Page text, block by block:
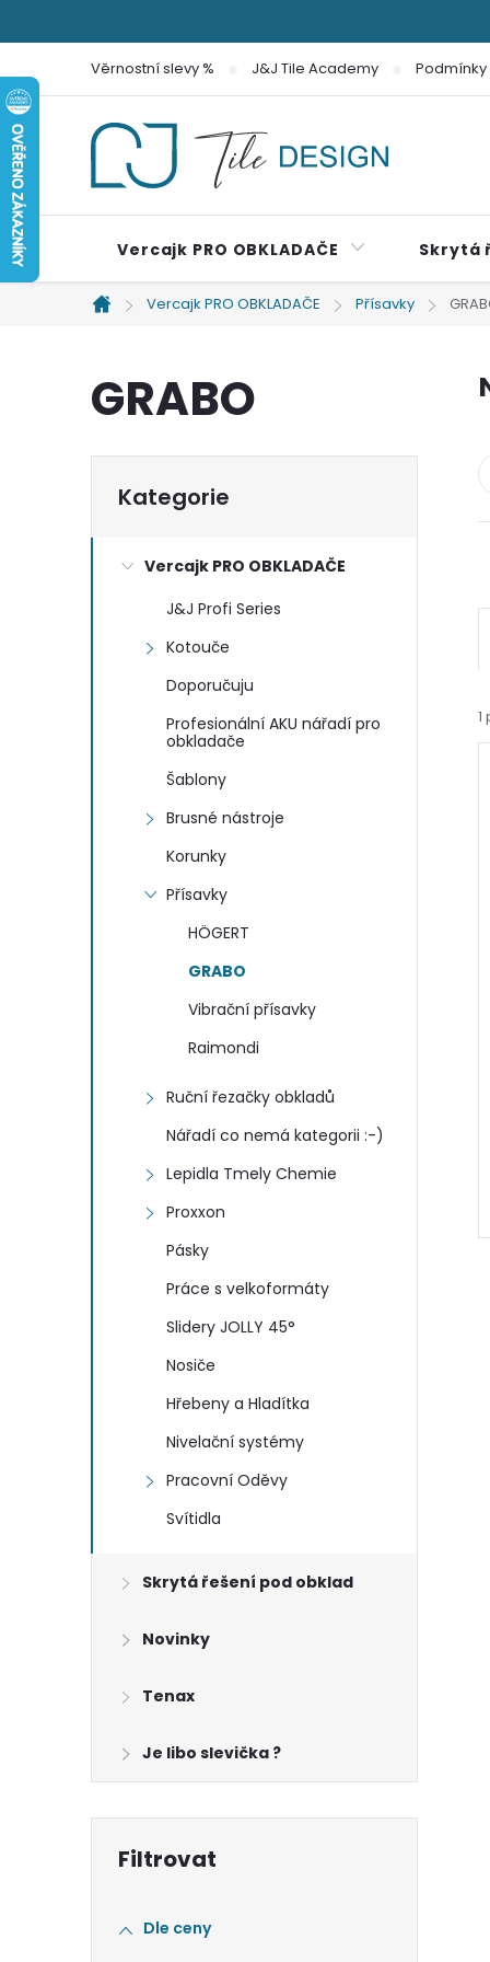
na
obsah
Věrnostní slevy % J&J Tile Academy
Vercajk PRO OBKLADAČE Skrytá
Domů
Vercajk PRO OBKLADAČE Přísavky
GRABO
o
kategorie
Kategorie
Vercajk PRO OBKLADAČE
J&J Profi Series
Kotouče
Doporučuju
Profesionální AKU nářadí pro
obkladače
Šablony
Brusné nástroje
Korunky
Přísavky
HÖGERT
GRABO
Vibrační přísavky
Raimondi
Ruční řezačky obkladů
Nářadí co nemá kategorii :-)
Lepidla Tmely Chemie
Proxxon
Pásky
Práce s velkoformáty
Slidery JOLLY 45°
Nosiče
Hřebeny a Hladítka
Nivelační systémy
Pracovní Oděvy
Svítidla
Skrytá řešení pod obklad
Novinky
Tenax
Je libo slevička ?
Dle ceny
a1